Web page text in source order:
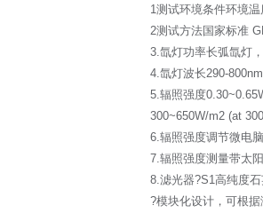
1测试环境条件环境
2测试方法国家标准
3.氙灯功率长弧氙灯
4.氙灯波长290-
5.辐照强度
300~650W/m2 (at
6.辐照强度调节微电
7.辐照强度测量带太
8.滤光器?S1高纯度
?模块化设计，可根据